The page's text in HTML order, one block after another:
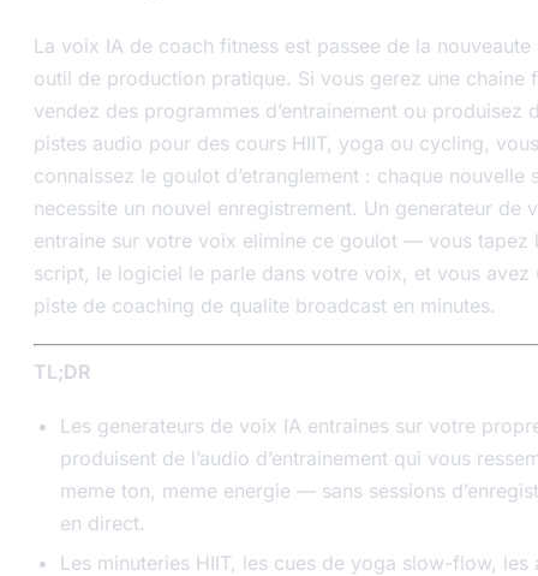
La voix IA de coach fitness est passee de la nouveaute
outil de production pratique. Si vous gerez une chaine
vendez des programmes d’entrainement ou produisez
pistes audio pour des cours HIIT, yoga ou cycling, vous
connaissez le goulot d’etranglement : chaque nouvelle
necessite un nouvel enregistrement. Un generateur de
entraine sur votre voix elimine ce goulot — vous tapez
script, le logiciel le parle dans votre voix, et vous avez
piste de coaching de qualite broadcast en minutes.
TL;DR
Les generateurs de voix IA entraines sur votre
produisent de l’audio d’entrainement qui vous
meme ton, meme energie — sans sessions
en direct.
Les minuteries HIIT, les cues de yoga slow-flow, les